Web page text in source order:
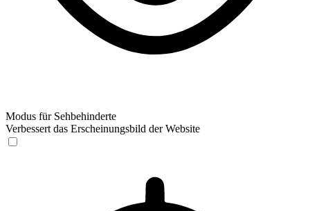
Modus für Sehbehinderte
Verbessert das Erscheinungsbild der Website